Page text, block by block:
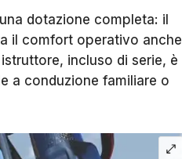
dotazione completa: il
il comfort operativo anche
incluso di serie, è
a conduzione familiare o